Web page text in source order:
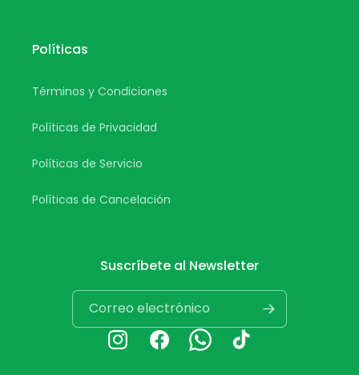
Políticas
Términos y Condiciones
Políticas de Privacidad
Políticas de Servicio
Políticas de Cancelación
Suscríbete al Newsletter
Correo electrónico
InstagramFacebookWhatsappTikTok